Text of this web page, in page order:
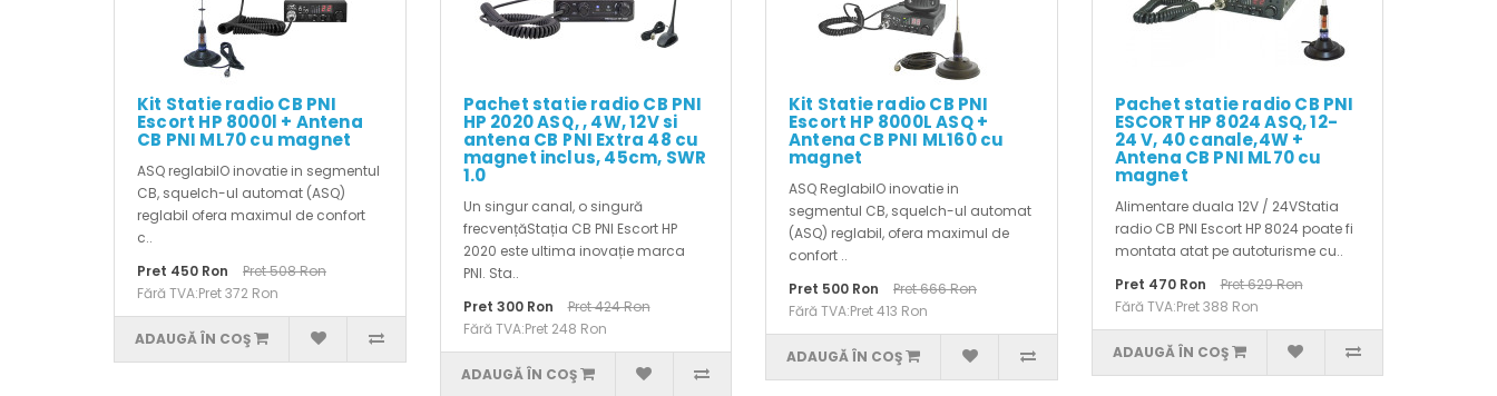
Kit Statie radio CB PNI
Escort HP 8000l + Antena
CB PNI ML70 cu magnet
ASQ reglabilO inovatie in segmentul
CB, squelch-ul automat (ASQ)
reglabil ofera maximul de confort
c..
Pret 450 Ron
Pret 508 Ron
Fără TVA:Pret 372 Ron
ADAUGĂ ÎN COŞ
Pachet statie radio CB PNI
HP 2020 ASQ, , 4W, 12V si
antena CB PNI Extra 48 cu
magnet inclus, 45cm, SWR
1.0
Un singur canal, o singură
frecvențăStația CB PNI Escort HP
2020 este ultima inovație marca
PNI. Sta..
Pret 300 Ron
Pret 424 Ron
Fără TVA:Pret 248 Ron
ADAUGĂ ÎN COŞ
Kit Statie radio CB PNI
Escort HP 8000L ASQ +
Antena CB PNI ML160 cu
magnet
ASQ ReglabilO inovatie in
segmentul CB, squelch-ul automat
(ASQ) reglabil, ofera maximul de
confort ..
Pret 500 Ron
Pret 666 Ron
Fără TVA:Pret 413 Ron
ADAUGĂ ÎN COŞ
Pachet statie radio CB PNI
ESCORT HP 8024 ASQ, 12-
24 V, 40 canale,4W +
Antena CB PNI ML70 cu
magnet
Alimentare duala 12V / 24VStatia
radio CB PNI Escort HP 8024 poate fi
montata atat pe autoturisme cu..
Pret 470 Ron
Pret 629 Ron
Fără TVA:Pret 388 Ron
ADAUGĂ ÎN COŞ